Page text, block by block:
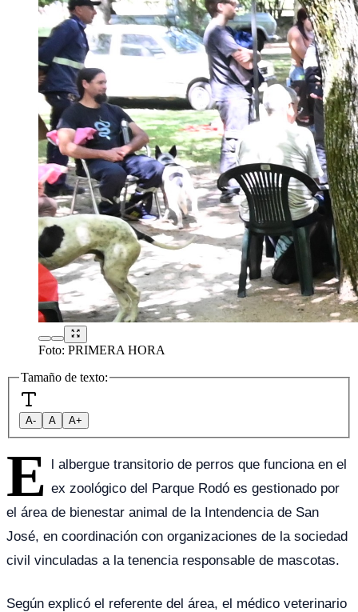
Foto: PRIMERA HORA
Tamaño de texto:
A- A A+
E l albergue transitorio de perros que funciona en el
ex zoológico del Parque Rodó es gestionado por
el área de bienestar animal de la Intendencia de San
José, en coordinación con organizaciones de la sociedad
civil vinculadas a la tenencia responsable de mascotas.
Según explicó el referente del área, el médico veterinario